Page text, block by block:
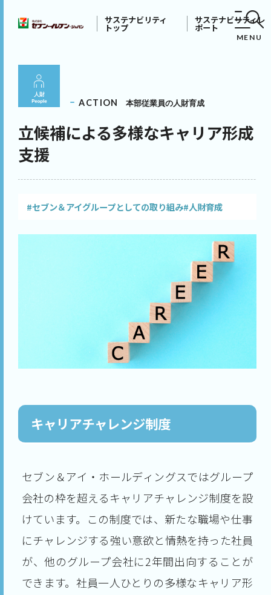
サステナビリティ
トップ
サステナビリティレ
ポート
MENU
ACTION 本部従業員の人財育成
立候補による多様なキャリア形成
支援
#セブン＆アイグループとしての取り組み#人財育成
キャリアチャレンジ制度
セブン＆アイ・ホールディングスではグループ
会社の枠を超えるキャリアチャレンジ制度を設
けています。この制度では、新たな職場や仕事
にチャレンジする強い意欲と情熱を持った社員
が、他のグループ会社に2年間出向することが
できます。社員一人ひとりの多様なキャリア形